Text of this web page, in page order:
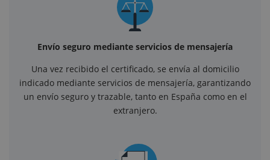
Envío seguro mediante servicios de mensajería
Una vez recibido el certificado, se envía al domicilio
indicado mediante servicios de mensajería, garantizando
un envío seguro y trazable, tanto en España como en el
extranjero.